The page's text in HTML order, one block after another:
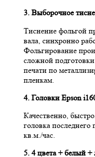
3. Выборочное
Тиснение фольгой
вала, синхронно
Фольгирование
сложной
печати по
пленкам.
4. Головки Epson
Качественно,
головка последнего
кв.м./час.
5. 4 цвета + белый